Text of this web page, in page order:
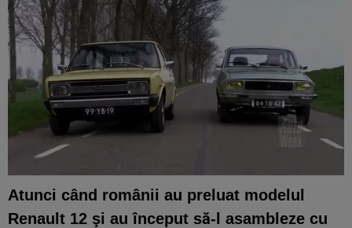
Atunci când românii au preluat modelul
Renault 12 şi au început să-l asambleze cu